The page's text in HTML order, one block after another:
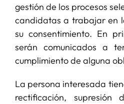
GRUPOS DE INVESTIGACIÓN
PROYECTOS/COLABORACIONES
SERVICIOS
gestión de los procesos
candidatas a trabajar en
su consentimiento. En
serán comunicados a
cumplimiento de alguna
La persona interesada
rectificación,